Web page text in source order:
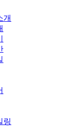
개
링